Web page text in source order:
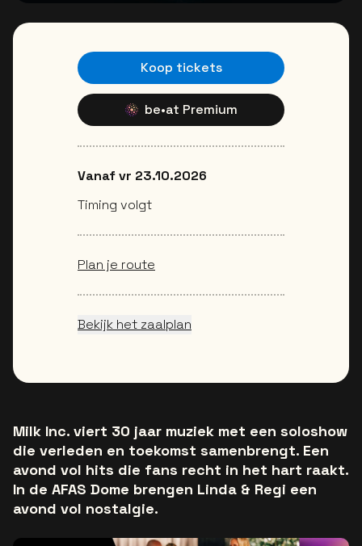
Milk Inc. viert 30 jaar muziek met een soloshow
die verleden en toekomst samenbrengt. Een
avond vol hits die fans recht in het hart raakt.
In de AFAS Dome brengen Linda & Regi een
avond vol nostalgie.
Koop tickets
be•at Premium
Vanaf vr 23.10.2026
Timing volgt
Plan je route
Bekijk het zaalplan